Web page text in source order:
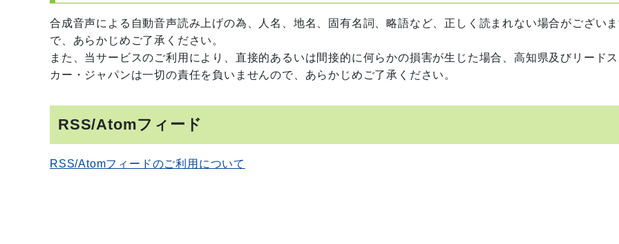
合成音声による自動音声読み上げの為、人名、地名、固有名詞、略語など、正しく読まれない場合がござい
で、あらかじめご了承ください。
また、当サービスのご利用により、直接的あるいは間接的に何らかの損害が生じた場合、高知県及びリード
カー・ジャパンは一切の責任を負いませんので、あらかじめご了承ください。
RSS/Atomフィード
RSS/Atomフィードのご利用について